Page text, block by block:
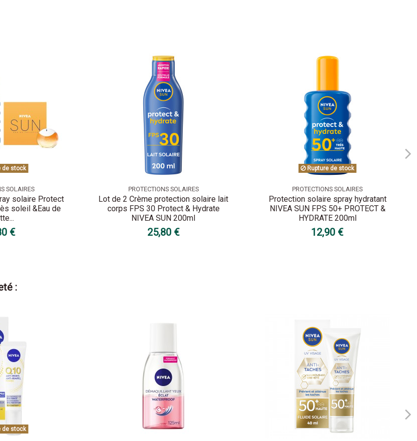
de stock
SOLAIRES
solaire Protect
soleil &Eau de
€
PROTECTIONS SOLAIRES
Lot de 2 Crème protection solaire lait
corps FPS 30 Protect & Hydrate
NIVEA SUN 200ml
25,80 €
Rupture de stock
PROTECTIONS SOLAIRES
Protection solaire spray hydratant
NIVEA SUN FPS 50+ PROTECT &
HYDRATE 200ml
12,90 €
:
de stock